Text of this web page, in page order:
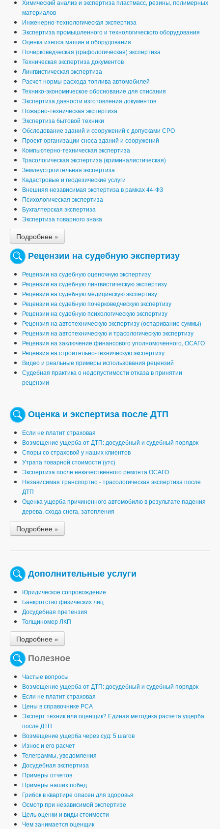
Химический анализ и экспертиза пластмасс, резины, полимерных
материалов
Инженерно-технологическая экспертиза
Экспертиза промышленного и технологического оборудования
Оценка износа машин и оборудования
Почерковедческая (графологическая) экспертиза
Техническая экспертиза документов
Лингвистическая экспертиза
Расчет нормы расхода топлива автомобилей
Технико-экономическое обоснование для списания
Экспертиза давности изготовления документов
Пожарно-техническая экспертиза
Экспертиза бытовой техники
Обследование зданий и сооружений с допусками СРО
Проект организации сноса зданий и сооружений
Компьютерно-техническая экспертиза
Трасологическая экспертиза (криминалистическая)
Землеустроительная экспертиза
Кадастровые и геодезические услуги
Внешняя независимая экспертиза в рамках 44-ФЗ
Психологическая экспертиза
Бухгалтерская экспертиза
Экспертиза товарного знака
Подробнее »
Рецензии на судебную экспертизу
Рецензии на судебную оценочную экспертизу
Рецензии на судебную лингвистическую экспертизу
Рецензии на судебную медицинскую экспертизу
Рецензии на судебную почерковедческую экспертизу
Рецензии на судебную психологическую экспертизу
Рецензия на автотехническую экспертизу (оспаривание суммы)
Рецензия на автотехническую и трасологическую экспертизу
Рецензия на заключение финансового уполномоченного, ОСАГО
Рецензия на строительно-техническую экспертизу
Видео и реальные примеры использования рецензий
Судебная практика о недопустимости отказа в принятии
рецензии
Оценка и экспертиза после ДТП
Если не платит страховая
Возмещение ущерба от ДТП: досудебный и судебный порядок
Споры со страховой у наших клиентов
Утрата товарной стоимости (утс)
Экспертиза после некачественного ремонта ОСАГО
Независимая транспортно - трасологическая экспертиза после
ДТП
Оценка ущерба причиненного автомобилю в результате падения
дерева, схода снега, затопления
Подробнее »
Дополнительные услуги
Юридическое сопровождение
Банкротство физических лиц
Досудебная претензия
Толщиномер ЛКП
Подробнее »
Полезное
Частые вопросы
Возмещение ущерба от ДТП: досудебный и судебный порядок
Если не платит страховая
Цены в справочнике РСА
Эксперт техник или оценщик? Единая методика расчета ущерба
после ДТП
Возмещение ущерба через суд: 5 шагов
Износ и его расчет
Телеграммы, уведомления
Досудебная экспертиза
Примеры отчетов
Примеры наших побед
Грибок в квартире опасен для здоровья
Осмотр при независимой экспертизе
Цель оценки и виды стоимости
Чем занимается оценщик